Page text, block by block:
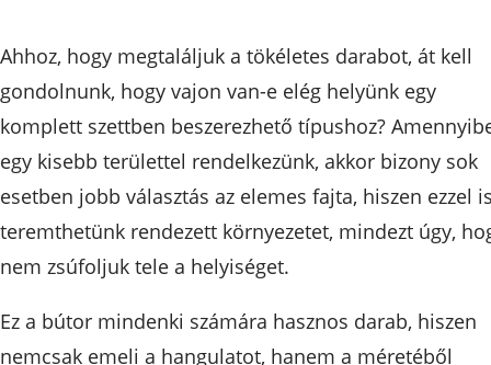
Ahhoz, hogy megtaláljuk a tökéletes darabot, át kell
gondolnunk, hogy vajon van-e elég helyünk egy
komplett szettben beszerezhető típushoz?
egy kisebb területtel rendelkezünk, akkor bizony sok
esetben jobb választás az elemes fajta, hiszen ezzel
teremthetünk rendezett környezetet, mindezt úgy,
nem zsúfoljuk tele a helyiséget.
Ez a bútor mindenki számára hasznos darab, hiszen
nemcsak emeli a hangulatot, hanem a méretéből